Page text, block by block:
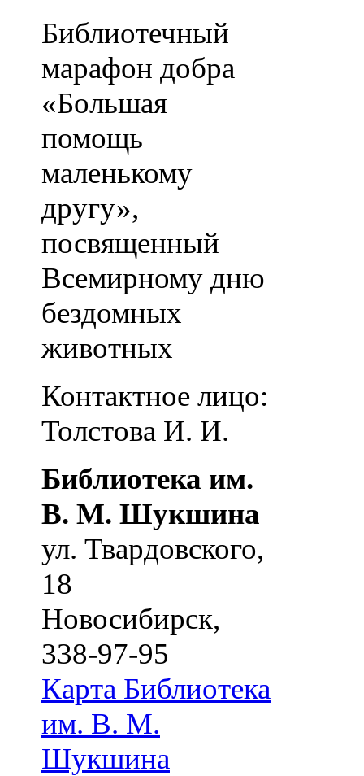
Библиотечный
марафон добра
«Большая
помощь
маленькому
другу»,
посвященный
Всемирному дню
бездомных
животных
Контактное лицо:
Толстова И. И.
Библиотека им.
В. М. Шукшина
ул. Твардовского,
18
Новосибирск,
338-97-95
Карта Библиотека
им. В. М.
Шукшина